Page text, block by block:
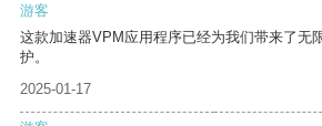
游客
这款加速器VPM应用程序已经为我们带来了无
护。
2025-01-17